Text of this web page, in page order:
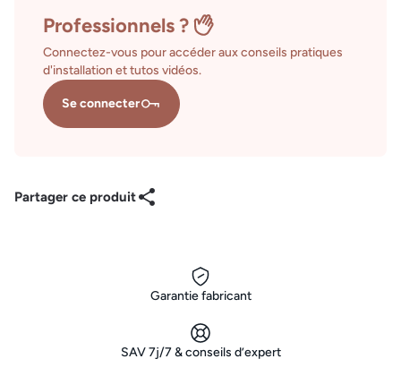
Professionnels ?
Connectez-vous pour accéder aux conseils pratiques
d'installation et tutos vidéos.
Se connecter
Partager ce produit
Garantie fabricant
SAV 7j/7 & conseils d’expert